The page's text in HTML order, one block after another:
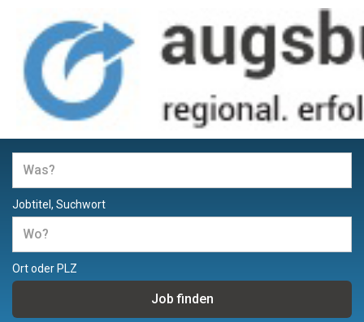
Jobs und Stellenangebote in
Augsburg
Jobtitel, Suchwort
Ort oder PLZ